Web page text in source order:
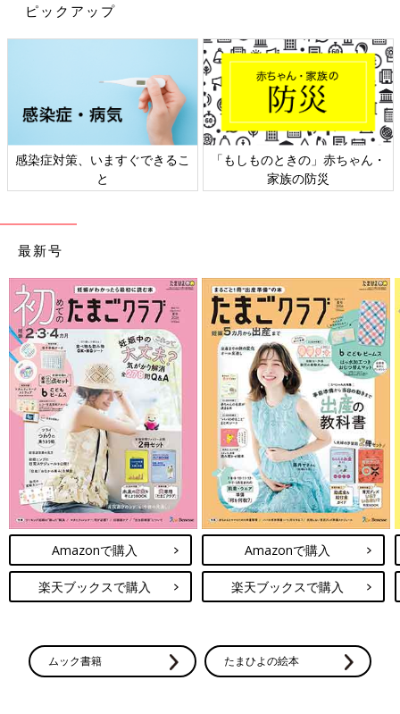
ピックアップ
感染症対策、いますぐできるこ
と
「もしものときの」赤ちゃん・
家族の防災
最新号
Amazonで購入
楽天ブックスで購入
Amazonで購入
楽天ブックスで購入
ムック書籍 たまひよの絵本